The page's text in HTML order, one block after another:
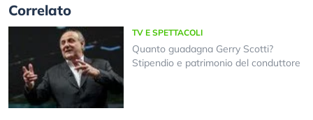
Correlato
TV E SPETTACOLI
Quanto guadagna Gerry Scotti?
Stipendio e patrimonio del conduttore